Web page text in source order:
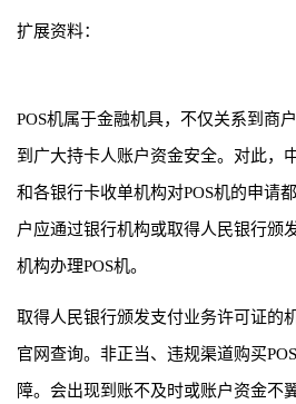
扩展资料：
POS机属于金融机具，不仅关系到商
到广大持卡人账户资金安全。对此，
和各银行卡收单机构对POS机的申请
户应通过银行机构或取得人民银行颁
机构办理POS机。
取得人民银行颁发支付业务许可证的
官网查询。非正当、违规渠道购买
障。会出现到账不及时或账户资金不